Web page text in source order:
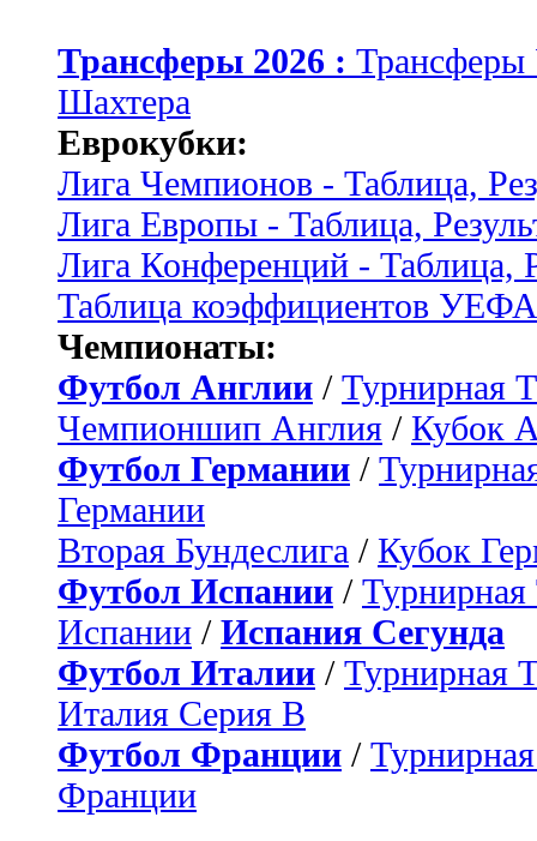
Трансферы 2026 :
Шахтера
Еврокубки:
Лига Чемпионов - Таблица,
Лига Европы - Таблица,
Лига Конференций - Таблица,
Таблица коэффициентов УЕФА
Чемпионаты:
Футбол Англии / Турнирная
Чемпионшип Англия / Кубок
Футбол Германии /
Германии
Вторая Бундеслига / Кубок
Футбол Испании / Турнирная
Испании / Испания Сегунда
Футбол Италии / Турнирная
Италия Серия B
Футбол Франции /
Франции